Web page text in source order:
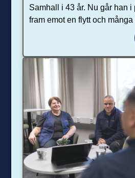
Samhall i 43 år. Nu går han
fram emot en flytt och